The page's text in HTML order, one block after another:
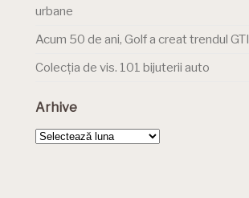
urbane
Acum 50 de ani, Golf a creat trendul GTI
Colecția de vis. 101 bijuterii auto
Arhive
Arhive